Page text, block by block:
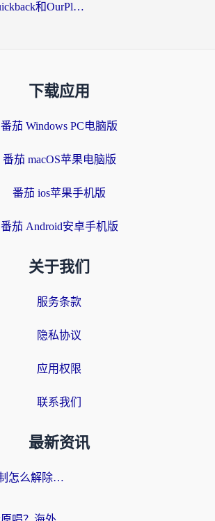
海外党必看：Quickback和OurPlay好用吗？3分钟选对回国加速器，无缝刷剧玩游戏
下载应用
番茄 Windows PC电脑版
番茄 macOS苹果电脑版
番茄 ios苹果手机版
番茄 Android安卓手机版
关于我们
服务条款
隐私协议
应用权限
联系我们
最新资讯
优酷手机app地域限制怎么解除？海外党亲测有效的追剧方案